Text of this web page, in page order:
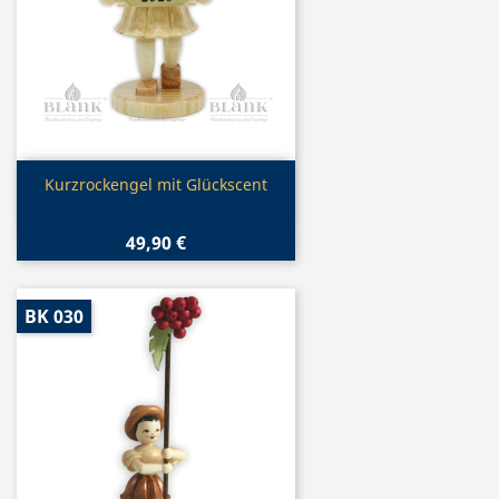
Vorschau
Kurzrockengel mit Glückscent
49,90 €
BK 030